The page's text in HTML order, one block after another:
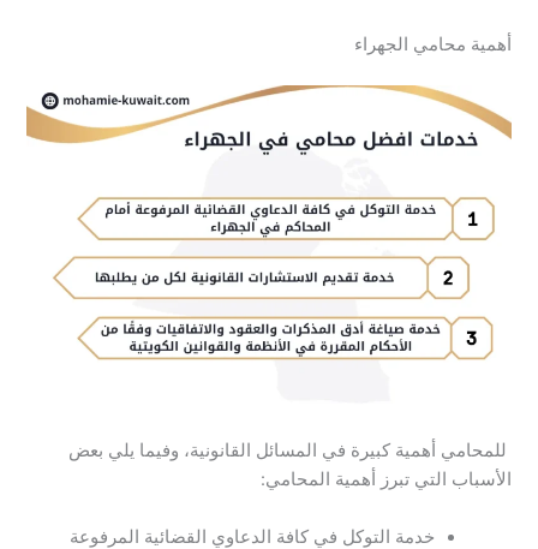
أهمية محامي الجهراء
للمحامي أهمية كبيرة في المسائل القانونية، وفيما يلي بعض
الأسباب التي تبرز أهمية المحامي:
خدمة التوكل في كافة الدعاوي القضائية المرفوعة